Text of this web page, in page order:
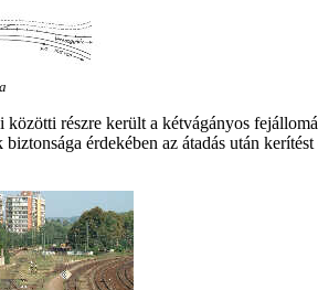
részre került a kétvágányos
érdekében az átadás után